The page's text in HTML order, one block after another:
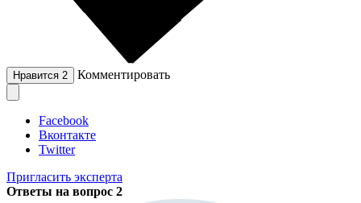
Нравится 2 Комментировать
Facebook
Вконтакте
Twitter
Пригласить эксперта
Ответы на вопрос 2